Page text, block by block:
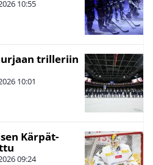
10:55
trilleriin
10:01
Kärpät-
09:24